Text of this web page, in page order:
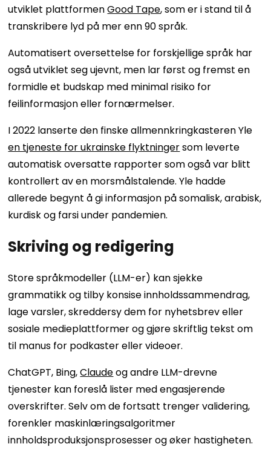
utviklet plattformenGood Tape, som er i stand til å
transkribere lyd på mer enn 90 språk.
Automatisert oversettelse for forskjellige språk har
også utviklet seg ujevnt, men lar først og fremst en
formidle et budskap med minimal risiko for
feilinformasjon eller fornærmelser.
I 2022 lanserte den finske allmennkringkasteren Yle
en tjeneste for ukrainske flyktningersom leverte
automatisk oversatte rapporter som også var blitt
kontrollert av en morsmålstalende. Yle hadde
allerede begynt å gi informasjon på somalisk, arabisk,
kurdisk og farsi under pandemien.
Skriving og redigering
Store språkmodeller (LLM-er) kan sjekke
grammatikk og tilby konsise innholdssammendrag,
lage varsler, skreddersy dem for nyhetsbrev eller
sosiale medieplattformer og gjøre skriftlig tekst om
til manus for podkaster eller videoer.
ChatGPT, Bing,Claudeog andre LLM-drevne
tjenester kan foreslå lister med engasjerende
overskrifter. Selv om de fortsatt trenger validering,
forenkler maskinlæringsalgoritmer
innholdsproduksjonsprosesser og øker hastigheten.